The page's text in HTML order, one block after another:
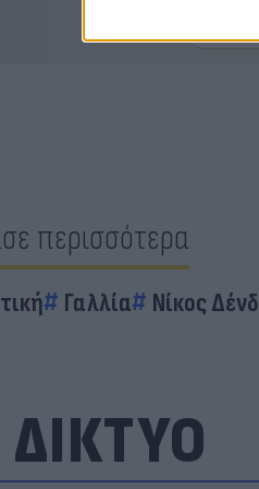
περισσότερα
Γαλλία Νίκος